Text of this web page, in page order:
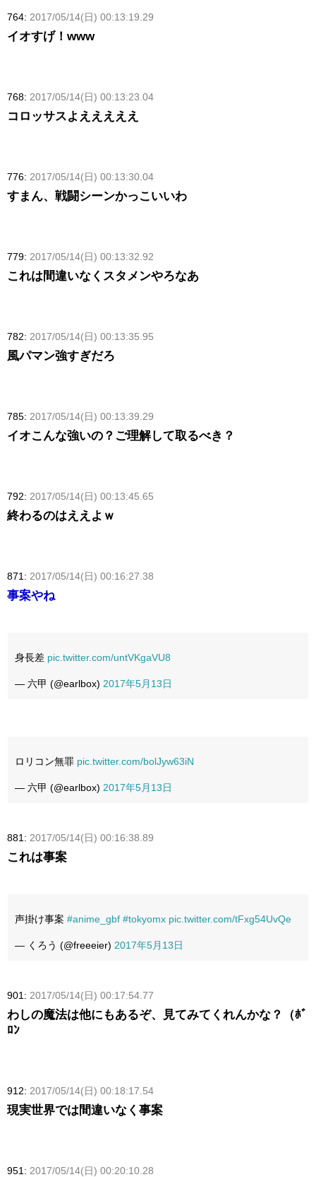
764: 2017/05/14(日) 00:13:19.29
イオすげ！www
768: 2017/05/14(日) 00:13:23.04
コロッサスよえええええ
776: 2017/05/14(日) 00:13:30.04
すまん、戦闘シーンかっこいいわ
779: 2017/05/14(日) 00:13:32.92
これは間違いなくスタメンやろなあ
782: 2017/05/14(日) 00:13:35.95
風パマン強すぎだろ
785: 2017/05/14(日) 00:13:39.29
イオこんな強いの？ご理解して取るべき？
792: 2017/05/14(日) 00:13:45.65
終わるのはええよｗ
871: 2017/05/14(日) 00:16:27.38
事案やね
身長差 pic.twitter.com/untVKgaVU8
— 六甲 (@earlbox) 2017年5月13日
ロリコン無罪 pic.twitter.com/bolJyw63iN
— 六甲 (@earlbox) 2017年5月13日
881: 2017/05/14(日) 00:16:38.89
これは事案
声掛け事案 #anime_gbf #tokyomx pic.twitter.com/tFxg54UvQe
— くろう (@freeeier) 2017年5月13日
901: 2017/05/14(日) 00:17:54.77
わしの魔法は他にもあるぞ、見てみてくれんかな？（ﾎﾞ
ﾛﾝ
912: 2017/05/14(日) 00:18:17.54
現実世界では間違いなく事案
951: 2017/05/14(日) 00:20:10.28